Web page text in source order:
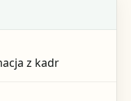
z kadr